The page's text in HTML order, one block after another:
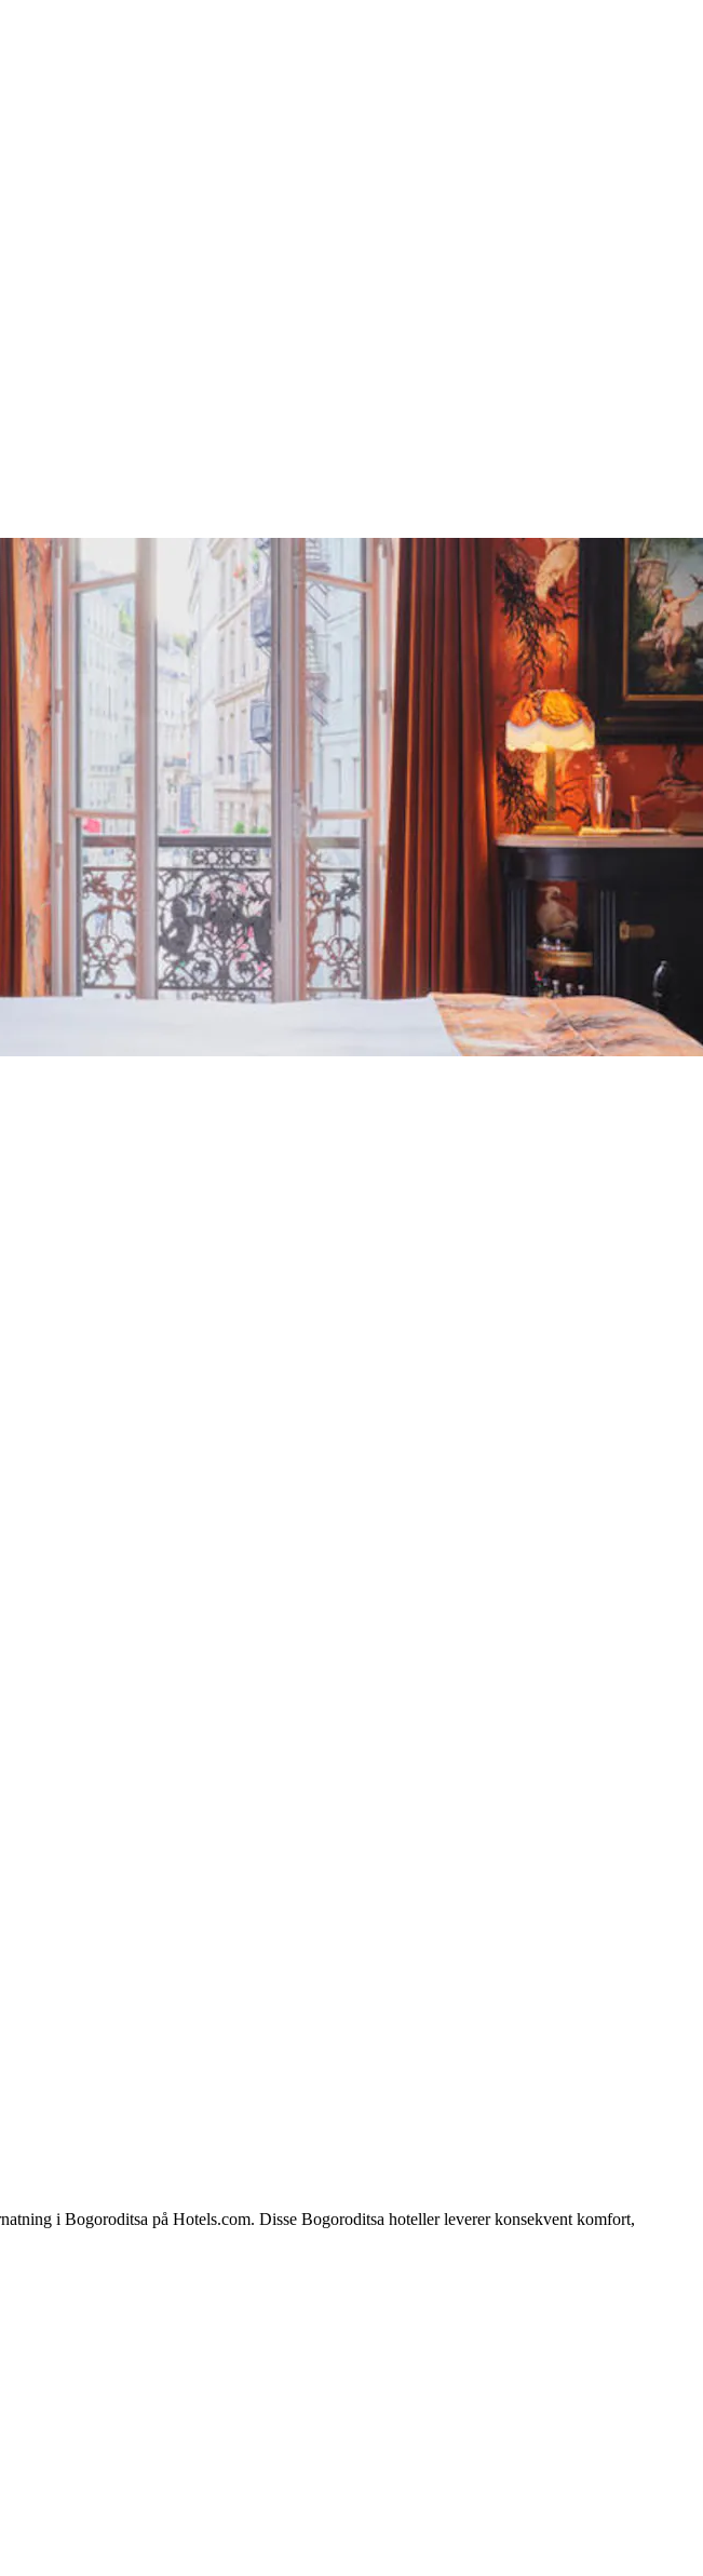
i Bogoroditsa på Hotels.com. Disse Bogoroditsa hoteller leverer konsekvent komfort,